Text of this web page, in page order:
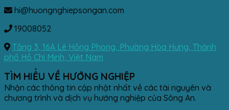
hi@huongnghiepsongan.com
19008052
Tầng 3, 16A Lê Hồng Phong, Phường Hòa Hưng, Thành
phố Hồ Chí Minh, Việt Nam
TÌM HIỂU VỀ HƯỚNG NGHIỆP
Nhận các thông tin cập nhật nhất về các tài nguyên và
chương trình và dịch vụ hướng nghiệp của Sông An.